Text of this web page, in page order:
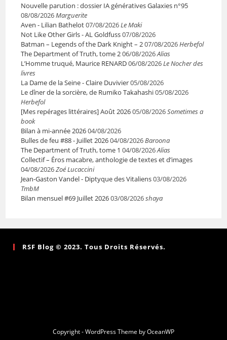
Nouvelle parution : dossier IA génératives Galaxies n°95
08/08/2026Marguerite
Aven - Lilian Bathelot07/08/2026Le Maki
Not Like Other Girls - AL Goldfuss07/08/2026
Batman – Legends of the Dark Knight – 207/08/2026Herbefol
The Department of Truth, tome 206/08/2026Alias
L’Homme truqué, Maurice RENARD06/08/2026Le Nocher des
livres
La Dame de la Seine - Claire Duvivier05/08/2026
Le dîner de la sorcière, de Rumiko Takahashi05/08/2026
Herbefol
[Mes repérages littéraires] Août 202605/08/2026Sometimes a
book
Bilan à mi-année 202604/08/2026
Bulles de feu #88 - Juillet 202604/08/2026Baroona
The Department of Truth, tome 1 04/08/2026Alias
Collectif – Éros macabre, anthologie de textes et d’images
04/08/2026Zoé Lucaccini
Jean-Gaston Vandel - Diptyque des Vitaliens03/08/2026
TmbM
Bilan mensuel #69 Juillet 202603/08/2026shaya
RSF Blog © 2023. Tous Droits Réservés.
Copyright - WordPress Theme by OceanWP